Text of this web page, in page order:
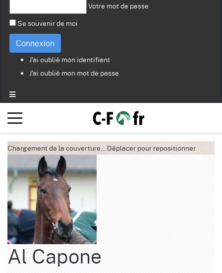
Votre mot de passe
Se souvenir de moi
Connexion
J'ai oublié mon identifiant
J'ai oublié mon mot de passe
Chargement de la couverture… Déplacer pour repositionner
Al Capone